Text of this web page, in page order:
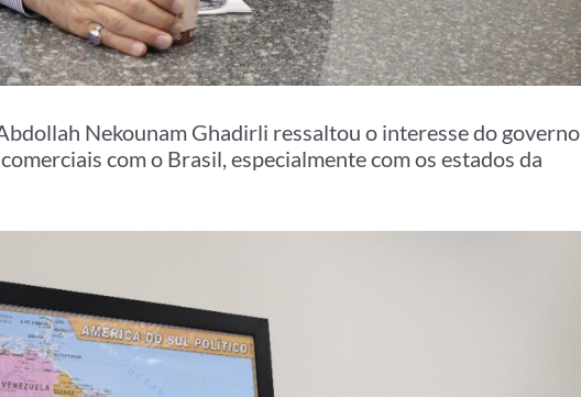
Nekounam Ghadirli ressaltou o interesse do governo
com o Brasil, especialmente com os estados da